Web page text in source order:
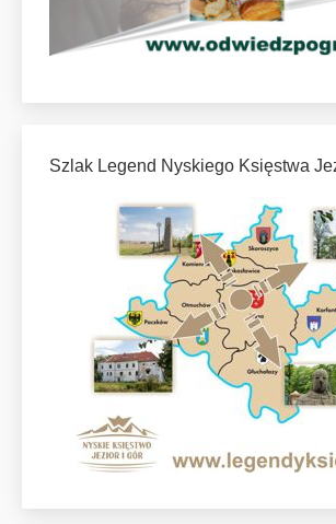
Szlak Legend Nyskiego Księstwa